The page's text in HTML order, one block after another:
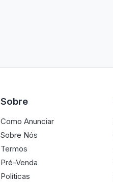
Sobre
Como Anunciar
Sobre Nós
Termos
Pré-Venda
Políticas